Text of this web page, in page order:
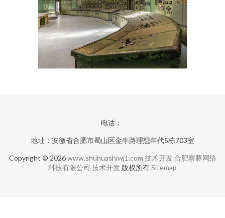
电话：-
地址：安徽省合肥市蜀山区金牛路理想年代5栋703室
Copyright © 2026www.shuhuashiwj1.com 技术开发 合肥察豚网络
科技有限公司 技术开发 版权所有Sitemap